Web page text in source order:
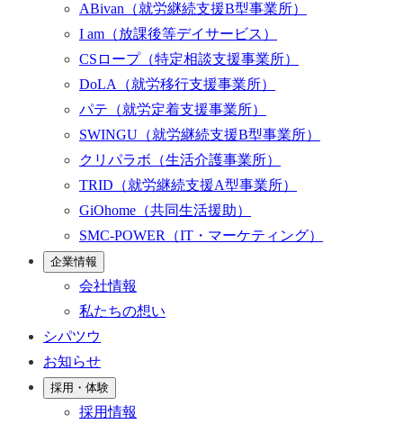
ABivan （就労継続支援B型事業所）
I am （放課後等デイサービス）
CSロープ（特定相談支援事業所）
DoLA
（就労移行支援事業所）
パテ （就労定着支援事業所）
SWINGU （就労継続支援B型事業所）
クリパラボ （生活介護事業所）
TRID （就労継続支援A型事業所）
GiOhome （共同生活援助）
SMC-POWER
（IT・マーケティング）
企業情報
会社情報
私たちの想い
シパツウ
お知らせ
採用・体験
採用情報